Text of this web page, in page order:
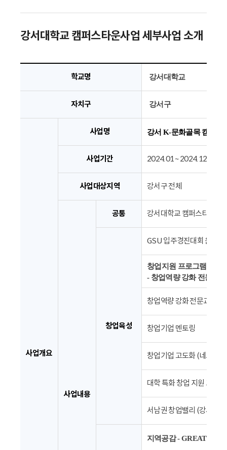
강서대학교 캠퍼스타운사업 세부사업 소개
학교명 강서대학교
자치구 강서구
사업개요
사업명 강서 K-문화골목 캠퍼스
사업기간 2024.01 ~ 2024.12
사업대상지역 강서구 전체
사업내용
공통 강서대학교 캠퍼스타운 사
창업육성
GSU 입주경진대회 운영
창업지원 프로그램 : 발
- 창업역량 강화 전문교
창업역량 강화 전문교육
창업기업 멘토링
창업기업 고도화 (네트워
대학 특화 창업 지원 프로
서남권 창업밸리 (강서대
지역공감 - GREAT